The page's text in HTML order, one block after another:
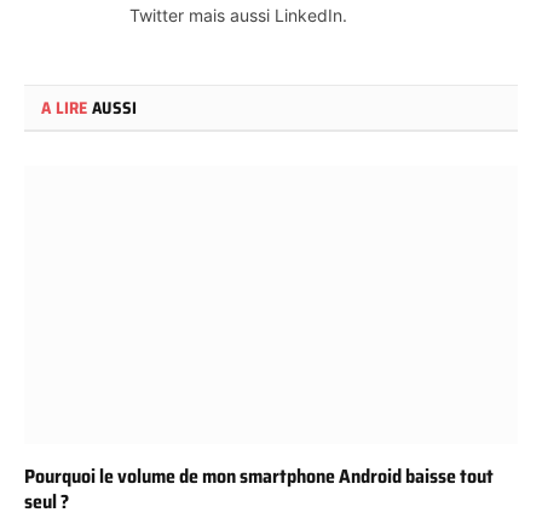
Twitter mais aussi LinkedIn.
A LIREAUSSI
Pourquoi le volume de mon smartphone Android baisse tout
seul ?